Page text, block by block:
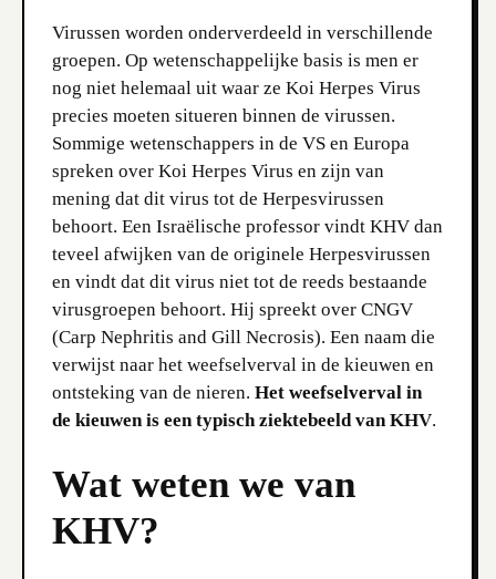
Virussen worden onderverdeeld in verschillende
groepen. Op wetenschappelijke basis is men er
nog niet helemaal uit waar ze Koi Herpes Virus
precies moeten situeren binnen de virussen.
Sommige wetenschappers in de VS en Europa
spreken over Koi Herpes Virus en zijn van
mening dat dit virus tot de Herpesvirussen
behoort. Een Israëlische professor vindt KHV dan
teveel afwijken van de originele Herpesvirussen
en vindt dat dit virus niet tot de reeds bestaande
virusgroepen behoort. Hij spreekt over CNGV
(Carp Nephritis and Gill Necrosis). Een naam die
verwijst naar het weefselverval in de kieuwen en
ontsteking van de nieren. Het weefselverval in
de kieuwen is een typisch ziektebeeld van KHV.
Wat weten we van
KHV?